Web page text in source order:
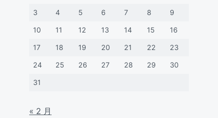
3 4 5 6 7 8 9
10 11 12 13 14 15 16
17 18 19 20 21 22 23
24 25 26 27 28 29 30
31
« 2 月